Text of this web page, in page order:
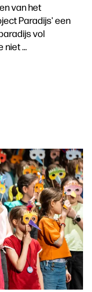
van het
Paradijs' een
vol
niet …